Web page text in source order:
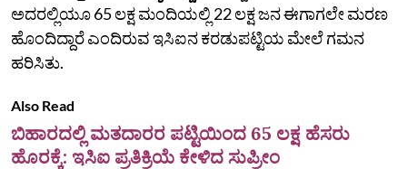
ಅದರಲ್ಲಿಯೂ 65 ಲಕ್ಷ ಮಂದಿಯಲ್ಲಿ 22 ಲಕ್ಷ ಜನ ಈಗಾಗಲೇ ಮರಣ
ಹೊಂದಿದ್ದಾರೆ ಎಂದಿರುವ ಇಸಿಐನ ಕರಡುಪಟ್ಟಿಯ ಮೇಲೆ ಗಮನ
ಹರಿಸಿತು.
Also Read
ಬಿಹಾರದಲ್ಲಿ ಮತದಾರರ ಪಟ್ಟಿಯಿಂದ 65 ಲಕ್ಷ ಹೆಸರು
ಹೊರಕ್ಕೆ: ಇಸಿಐ ಪ್ರತಿಕ್ರಿಯೆ ಕೇಳಿದ ಸುಪ್ರೀಂ